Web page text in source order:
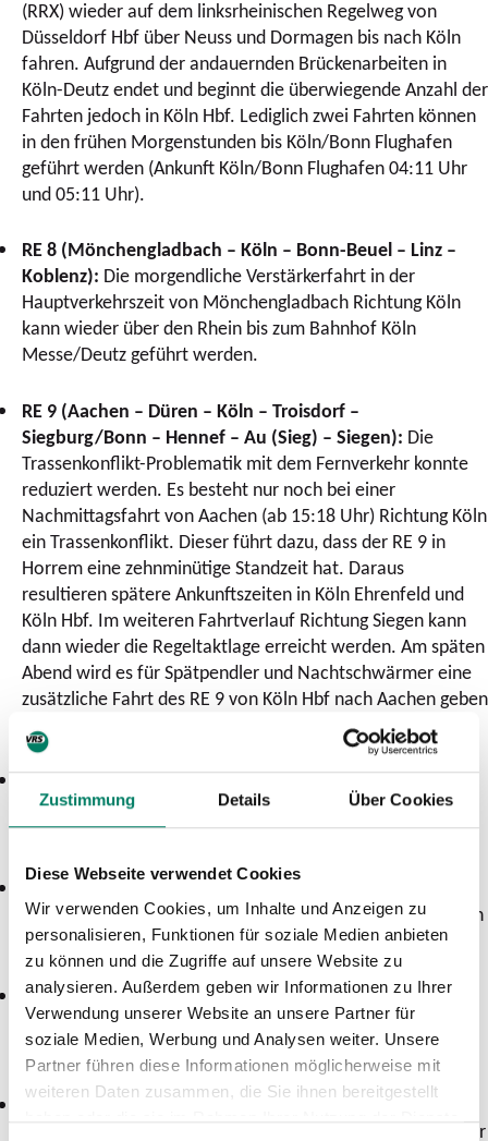
Zustimmung Details Über Cookies
Diese Webseite verwendet Cookies
Wir verwenden Cookies, um Inhalte und Anzeigen zu
personalisieren, Funktionen für soziale Medien anbieten
zu können und die Zugriffe auf unsere Website zu
analysieren. Außerdem geben wir Informationen zu Ihrer
Verwendung unserer Website an unsere Partner für
soziale Medien, Werbung und Analysen weiter. Unsere
Partner führen diese Informationen möglicherweise mit
weiteren Daten zusammen, die Sie ihnen bereitgestellt
(RRX) wieder auf dem linksrheinischen Regelweg von
Düsseldorf Hbf über Neuss und Dormagen bis nach Köln
fahren. Aufgrund der andauernden Brückenarbeiten in
Köln-Deutz endet und beginnt die überwiegende Anzahl der
Fahrten jedoch in Köln Hbf. Lediglich zwei Fahrten können
in den frühen Morgenstunden bis Köln/Bonn Flughafen
geführt werden (Ankunft Köln/Bonn Flughafen 04:11 Uhr
und 05:11 Uhr).
RE 8 (Mönchengladbach – Köln – Bonn-Beuel – Linz –
Koblenz): Die morgendliche Verstärkerfahrt in der
Hauptverkehrszeit von Mönchengladbach Richtung Köln
kann wieder über den Rhein bis zum Bahnhof Köln
Messe/Deutz geführt werden.
RE 9 (Aachen – Düren – Köln – Troisdorf –
Siegburg/Bonn – Hennef – Au (Sieg) – Siegen): Die
Trassenkonflikt-Problematik mit dem Fernverkehr konnte
reduziert werden. Es besteht nur noch bei einer
Nachmittagsfahrt von Aachen (ab 15:18 Uhr) Richtung Köln
ein Trassenkonflikt. Dieser führt dazu, dass der RE 9 in
Horrem eine zehnminütige Standzeit hat. Daraus
resultieren spätere Ankunftszeiten in Köln Ehrenfeld und
Köln Hbf. Im weiteren Fahrtverlauf Richtung Siegen kann
dann wieder die Regeltaktlage erreicht werden. Am späten
Abend wird es für Spätpendler und Nachtschwärmer eine
zusätzliche Fahrt des RE 9 von Köln Hbf nach Aachen geben
(ab 23:48 Uhr).
RE 12 (Köln – Erftstadt – Euskirchen – Kall – Gerolstein –
Trier):Die Fahrten können wieder bis nach Köln
Messe/Deutz geführt werden.
RB 21 Nord (Düren – Jülich – Linnich):
zusätzliche morgendliche Fahrt zwischen Linnich und Jülich
geben, die gegen 6 Uhr in Linnich startet.
RE 22 (Köln – Erftstadt – Euskirchen – Kall – Gerolstein –
Trier):Auch hier können die Fahrten vom Kölner Hbf
wieder bis nach Köln Messe/Deutz führen.
S 23 (Bonn – Rheinbach - Euskirchen):Solange der
Abschnitt zwischen Rheinbach und Euskirchen aufgrund der